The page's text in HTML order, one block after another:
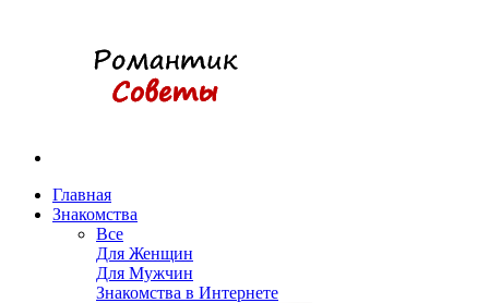
Главная
Знакомства
Все
Для Женщин
Для Мужчин
Знакомства в Интернете